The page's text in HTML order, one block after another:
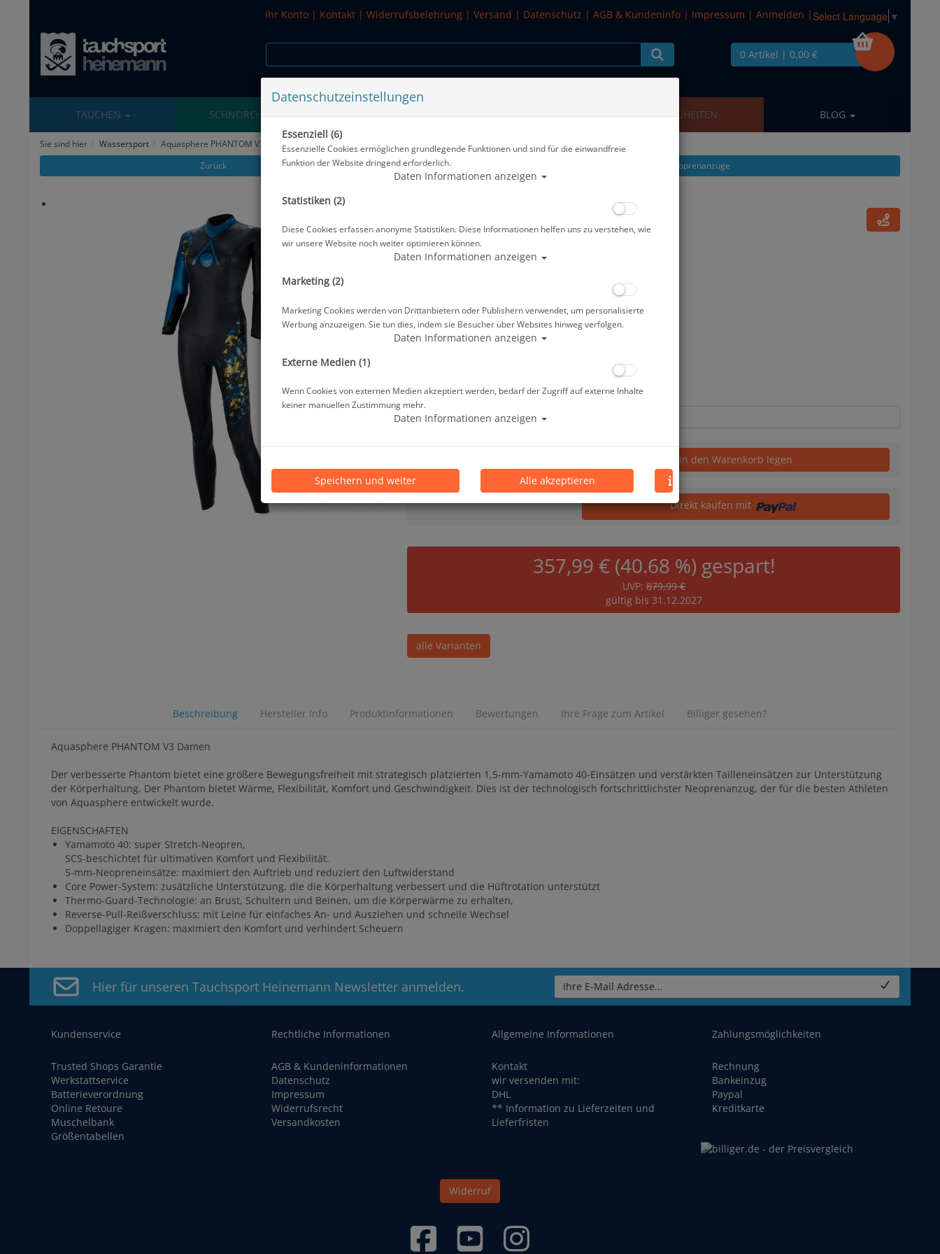
Ihr Konto | Kontakt | Widerrufsbelehrung | Versand | Datenschutz | AGB & Kundeninfo | Impressum | Anmelden | Select Language ▼
0 Artikel | 0,00 €
TAUCHEN SCHNORCHELN WASSERSPORT SALE NEUHEITEN BLOG
Sie sind hier Wassersport
Aquasphere PHANTOM V3 Damen - Größe L #
Zurück
Alle Artikel zeigen aus: Neoprenanzüge
Aquasphere PHANTOM V3 Damen - Größe L #
Artikelnr.: aqs-SU8320175L
522,00 €*
Lieferbar in 1-3 Werktage, der Artikel ist auf Lager
Prämienpunkte: 522
in den Warenkorb legen
Direkt kaufen mit
357,99 € (40.68 %) gespart!
UVP:879,99 €
gültig bis 31.12.2027
alle Varianten
Beschreibung Hersteller Info Produktinformationen Bewertungen Ihre Frage zum Artikel Billiger gesehen?
Aquasphere PHANTOM V3 Damen
Der verbesserte Phantom bietet eine größere Bewegungsfreiheit mit strategisch platzierten 1,5-mm-Yamamoto 40-Einsätzen und verstärkten Tailleneinsätzen zur Unterstützung
der Körperhaltung. Der Phantom bietet Wärme, Flexibilität, Komfort und Geschwindigkeit. Dies ist der technologisch fortschrittlichster Neoprenanzug, der für die besten Athleten
von Aquasphere entwickelt wurde.
EIGENSCHAFTEN
Yamamoto 40: super Stretch-Neopren,
SCS-beschichtet für ultimativen Komfort und Flexibilität.
5-mm-Neopreneinsätze: maximiert den Auftrieb und reduziert den Luftwiderstand
Core Power-System: zusätzliche Unterstützung, die die Körperhaltung verbessert und die Hüftrotation unterstützt
Thermo-Guard-Technologie: an Brust, Schultern und Beinen, um die Körperwärme zu erhalten,
Reverse-Pull-Reißverschluss: mit Leine für einfaches An- und Ausziehen und schnelle Wechsel
Doppellagiger Kragen: maximiert den Komfort und verhindert Scheuern
Hier für unseren Tauchsport Heinemann Newsletter anmelden. Ihre E-Mail Adresse...
Kundenservice
Trusted Shops Garantie
Werkstattservice
Batterieverordnung
Online Retoure
Muschelbank
Größentabellen
Rechtliche Informationen
AGB & Kundeninformationen
Datenschutz
Impressum
Widerrufsrecht
Versandkosten
Allgemeine Informationen
Kontakt
wir versenden mit:
DHL
** Information zu Lieferzeiten und
Lieferfristen
Zahlungsmöglichkeiten
Rechnung
Bankeinzug
Paypal
Kreditkarte
Widerruf
Datenschutzeinstellungen
Essenziell (6)
Essenzielle Cookies ermöglichen grundlegende Funktionen und sind für die einwandfreie
Funktion der Website dringend erforderlich.
Daten Informationen anzeigen
Statistiken (2)
Diese Cookies erfassen anonyme Statistiken. Diese Informationen helfen uns zu verstehen, wie
wir unsere Website noch weiter optimieren können.
Daten Informationen anzeigen
Marketing (2)
Marketing Cookies werden von Drittanbietern oder Publishern verwendet, um personalisierte
Werbung anzuzeigen. Sie tun dies, indem sie Besucher über Websites hinweg verfolgen.
Daten Informationen anzeigen
Externe Medien (1)
Wenn Cookies von externen Medien akzeptiert werden, bedarf der Zugriff auf externe Inhalte
keiner manuellen Zustimmung mehr.
Daten Informationen anzeigen
Speichern und weiter Alle akzeptieren